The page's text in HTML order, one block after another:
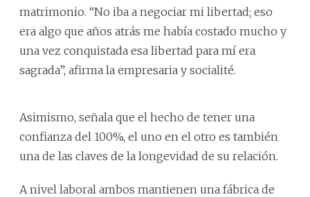
matrimonio. “No iba a negociar mi libertad; eso
era algo que años atrás me había costado mucho y
una vez conquistada esa libertad para mí era
sagrada”, afirma la empresaria y socialité.
Asimismo, señala que el hecho de tener una
confianza del 100%, el uno en el otro es también
una de las claves de la longevidad de su relación.
A nivel laboral ambos mantienen una fábrica de